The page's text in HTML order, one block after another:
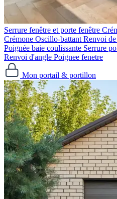
Serrure fenêtre et porte fenêtre
Crémone Oscillo-battant Renvoi
Poignée baie coulissante Serrure
Renvoi d'angle Poignee fenetre
Mon portail & portillon